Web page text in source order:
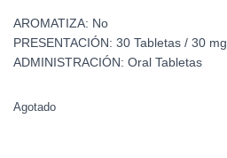
AROMATIZA: No
PRESENTACIÓN: 30 Tabletas / 30 mg
ADMINISTRACIÓN: Oral Tabletas
Agotado